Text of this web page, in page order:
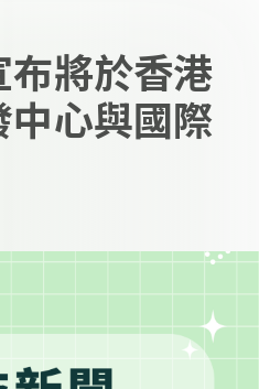
將於香港
心與國際